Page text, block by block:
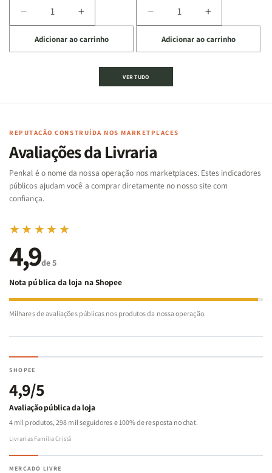
Diminuir
a
quantidade
de
Cartas
Famílias
Bíblia
-
Penkal
Aumentar
a
quantidade
de
Jogo
Cartas
Famílias
da
Bíblia
-
Penkal
Adicionar ao carrinho
Diminuir
a
quantidade
de
Jogo
|
de
Aumentar
a
quantidade
de
|
Adicionar ao carrinho
VER TUDO
REPUTAÇÃO CONSTRUÍDA NOS MARKETPLACES
Avaliações da Livraria
Penkal é o nome da nossa operação nos marketplaces. Estes indicadores
públicos ajudam você a comprar diretamente no nosso site com
confiança.
★★★★★
4,9de 5
Nota pública da loja na Shopee
Milhares de avaliações públicas nos produtos da nossa operação.
SHOPEE
4,9/5
Avaliação pública da loja
4 mil produtos, 298 mil seguidores e 100% de resposta no chat.
Livrarias Família Cristã
MERCADO LIVRE